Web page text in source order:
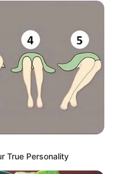
True Personality